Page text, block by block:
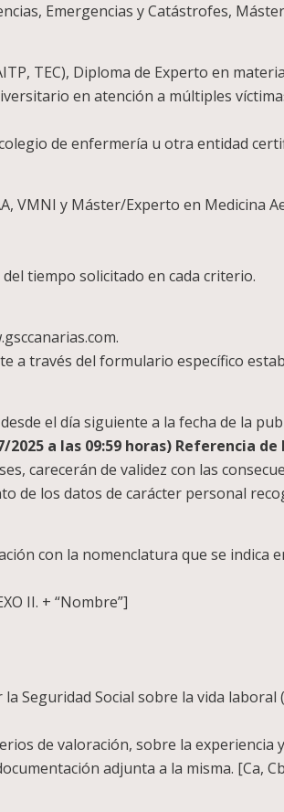
Emergencias y Catástrofes,
TEC), Diploma de Experto en
en atención a múltiples
de enfermería u otra entidad
VMNI y Máster/Experto en Medicina
tiempo solicitado en cada criterio.
a través del formulario específico
el día siguiente a la fecha de la
2025 a las 09:59 horas) Referencia
carecerán de validez con las
de los datos de carácter personal
con la nomenclatura que se indica
II. + “Nombre”]
Seguridad Social sobre la vida laboral
de valoración, sobre la experiencia
adjunta a la misma. [Ca,